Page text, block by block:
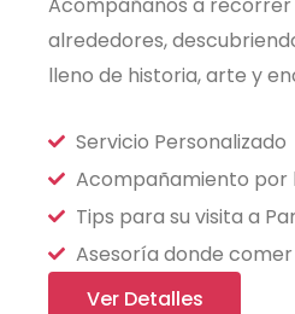
alrededores,
lleno de historia, arte y
Servicio Personalizado
Acompañamiento por
Tips para su visita a
Asesoría donde comer
Ver Detalles